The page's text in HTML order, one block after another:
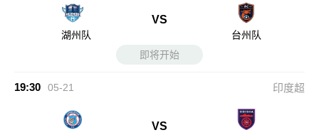
湖州队
VS
台州队
即将开始
19:30 05-21 印度超
VS